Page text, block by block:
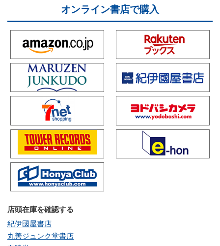
オンライン書店で購入
店頭在庫を確認する
紀伊國屋書店
丸善ジュンク堂書店